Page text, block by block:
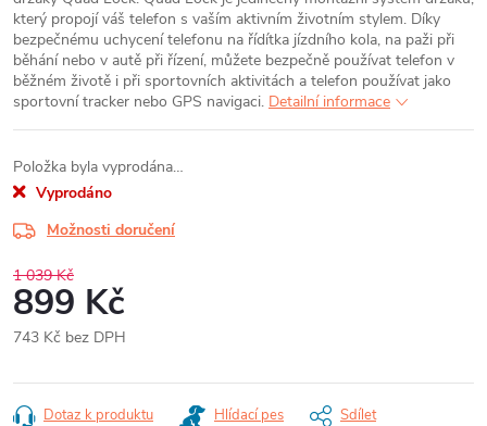
který propojí váš telefon s vaším aktivním životním stylem. Díky
bezpečnému uchycení telefonu na řídítka jízdního kola, na paži při
běhání nebo v autě při řízení, můžete bezpečně používat telefon v
běžném životě i při sportovních aktivitách a telefon používat jako
sportovní tracker nebo GPS navigaci. Detailní informace
Položka byla vyprodána…
Vyprodáno
Možnosti doručení
1 039 Kč
899 Kč
743 Kč bez DPH
cena:
Dotaz k produktu Hlídací pes Sdílet